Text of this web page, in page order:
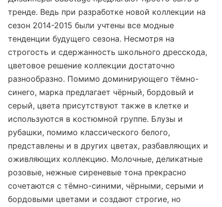
тренде. Ведь при разработке новой коллекции на
сезон 2014-2015 были учтены все модные
тенденции будущего сезона. Несмотря на
строгость и сдержанность школьного дресскода,
цветовое решение коллекции достаточно
разнообразно. Помимо доминирующего тёмно-
синего, марка предлагает чёрный, бордовый и
серый, цвета присутствуют также в клетке и
используются в костюмной группе. Блузы и
рубашки, помимо классического белого,
представлены и в других цветах, разбавляющих и
оживляющих коллекцию. Молочные, деликатные
розовые, нежные сиреневые тона прекрасно
сочетаются с тёмно-синими, чёрными, серыми и
бордовыми цветами и создают строгие, но